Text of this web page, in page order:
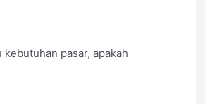
pasar, apakah